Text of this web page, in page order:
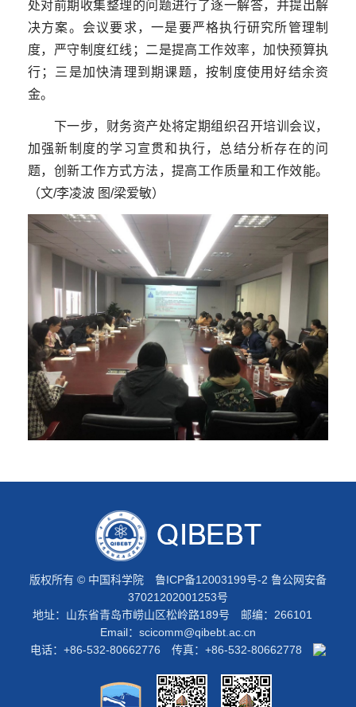
处对前期收集整理的问题进行了逐一解答，并提出解
决方案。会议要求，一是要严格执行研究所管理制
度，严守制度红线；二是提高工作效率，加快预算执
行；三是加快清理到期课题，按制度使用好结余资
金。
下一步，财务资产处将定期组织召开培训会议，
加强新制度的学习宣贯和执行，总结分析存在的问
题，创新工作方式方法，提高工作质量和工作效能。
（文/李凌波 图/梁爱敏）
版权所有 © 中国科学院 鲁ICP备12003199号-2 鲁公网安备
37021202001253号
地址：山东省青岛市崂山区松岭路189号 邮编：266101
Email： scicomm@qibebt.ac.cn
电话：+86-532-80662776 传真：+86-532-80662778